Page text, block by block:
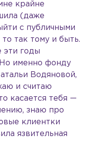
крайне
(даже
с публичными
так тому и быть.
эти годы
Но именно фонду
Водяновой,
и считаю
касается тебя —
знаю про
клиентки
язвительная